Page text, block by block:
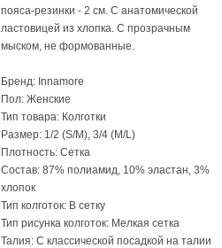
пояса-резинки - 2 см. С анатомической
ластовицей из хлопка. С прозрачным
мыском, не формованные.
Бренд: Innamore
Пол: Женские
Тип товара: Колготки
Размер: 1/2 (S/M), 3/4 (M/L)
Плотность: Сетка
Состав: 87% полиамид, 10% эластан, 3%
хлопок
Тип колготок: В сетку
Тип рисунка колготок: Мелкая сетка
Талия: С классической посадкой на талии